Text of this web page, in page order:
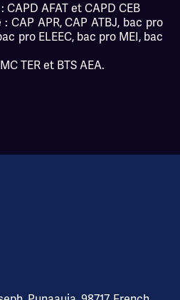
AFAT et CAPD CEB
CAP APR, CAP ATBJ, bac pro
pro ELEEC, bac pro MEI, bac
TER et BTS AEA.